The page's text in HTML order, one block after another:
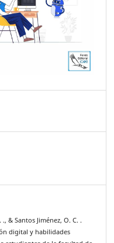
& Santos Jiménez, O. C. .
digital y habilidades